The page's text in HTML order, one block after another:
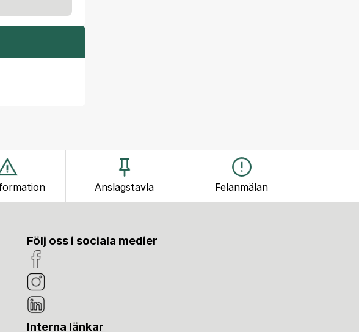
Anslagstavla Felanmälan
Följ oss i sociala medier
Interna länkar